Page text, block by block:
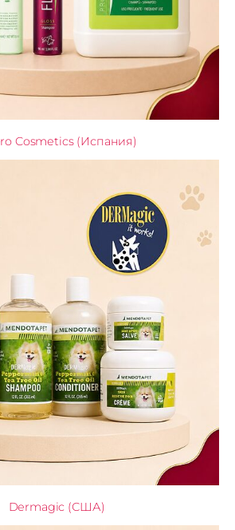
Cosmetics (Испания)
Dermagic (США)